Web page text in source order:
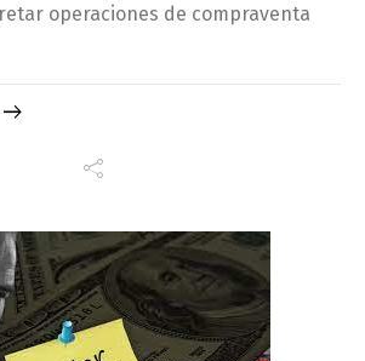
operaciones de compraventa